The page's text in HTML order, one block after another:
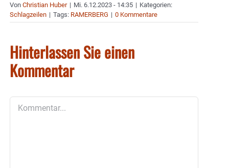
Von Christian Huber | Mi. 6.12.2023 - 14:35 | Kategorien:
Schlagzeilen | Tags: RAMERBERG | 0 Kommentare
Hinterlassen Sie einen
Kommentar